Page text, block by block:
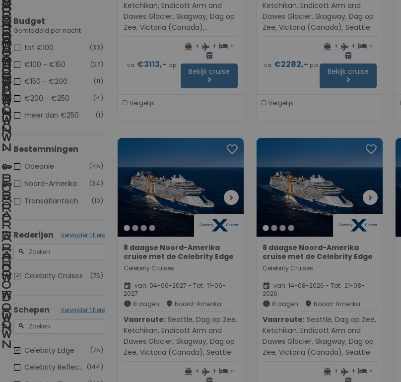
Budget
Gemiddeld per nacht
(33)
tot €100
(27)
€100 - €150
(11)
€150 - €200
(4)
€200 - €250
(1)
meer dan €250
Bestemmingen
(45)
Oceanie
(34)
Noord-Amerika
(10)
Transatlantisch
Rederijen Verwijder filters
search
(75)
Celebrity Cruises
Schepen Verwijder filters
search
(75)
Celebrity Edge
(144)
Celebrity Reflection
Ketchikan, Endicott Arm and
Dawes Glacier, Skagway, Dag op
Zee, Victoria (Canada),
v.a. €3113,- p.p.
directions_boat + flight + hotel +
directions_bus
Bekijk cruise
chevron_right
Vergelijk
Ketchikan, Endicott Arm and
Dawes Glacier, Skagway, Dag op
Zee, Victoria (Canada), Seattle
v.a.€2282,- p.p.
directions_boat + flight + hotel +
directions_bus
Bekijk cruise
chevron_right
Vergelijk
favorite
chevron_right
8 daagse Noord-Amerika
cruise met de Celebrity Edge
Celebrity Cruises
event van: 04-06-2027 - Tot: 11-06-
2027
schedule 8 dagen place Noord-Amerika
Vaarroute:
Ketchikan, Endicott Arm and
Dawes Glacier, Skagway, Dag op
Zee, Victoria (Canada), Seattle
directions_boat + flight + hotel +
favorite
chevron_right
8 daagse Noord-Amerika
cruise met de Celebrity Edge
Celebrity Cruises
event van: 14-08-2026 - Tot: 21-08-
2026
schedule 8 dagen place Noord-Amerika
Vaarroute:
Ketchikan, Endicott Arm and
Dawes Glacier, Skagway, Dag op
Zee, Victoria (Canada), Seattle
directions_boat + flight + hotel +